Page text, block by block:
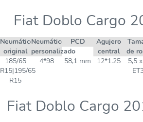
Fiat Doblo Cargo
Neumático
original
Neumático
personalizado
PCD
Agujero
central
de
185/65
R15|195/65
R15
4*98 58,1 mm 12*1.25
5,5
Fiat Doblo Cargo